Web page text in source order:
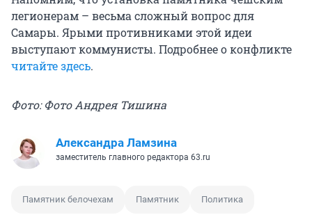
легионерам – весьма сложный вопрос для
Самары. Ярыми противниками этой идеи
выступают коммунисты. Подробнее о конфликте
читайте здесь.
Фото: Фото Андрея Тишина
Александра Ламзина
заместитель главного редактора 63.ru
Памятник белочехам Памятник Политика